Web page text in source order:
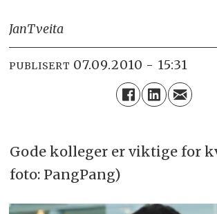
JanTveita
PUBLISERT 07.09.2010 - 15:31
Gode kolleger er viktige for
foto: PangPang)